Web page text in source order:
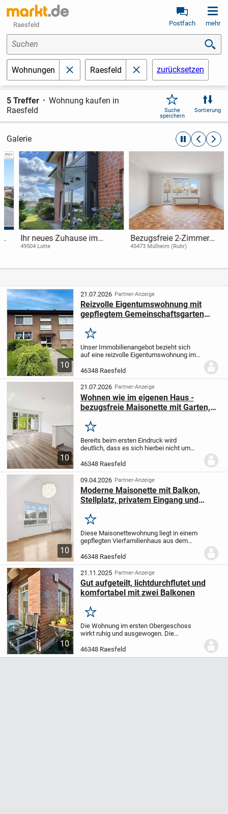
Raesfeld Postfach mehr
Suchen
Wohnungen schließenRaesfeld schließenzurücksetzen
5 Treffer
Wohnung kaufen in
Raesfeld
Suche
speichern
Sortierung
Galerie automatische
Ihr neues Zuhause im
Grünen-4 Exklusive
den Toren Osnabrücks
49504 Lotte
Bezugsfreie 2-Zimmer
Wohnung mit Balkon und
der Ruhr
45473 Mülheim (Ruhr)
10
21.07.2026 Partner-Anzeige
Reizvolle Eigentumswohnung mit
gepflegtem Gemeinschaftsgarten
Merken
Unser Immobilienangebot bezieht sich
auf eine reizvolle Eigentumswohnung im
Mehrfamilienhauses mit insgesamt
sechs Wohneinheiten. Die Wohnung
präsentiert sich als charmante...
46348 Raesfeld
10
21.07.2026 Partner-Anzeige
Wohnen wie im eigenen Haus -
bezugsfreie Maisonette mit Garten,
Merken
Bereits beim ersten Eindruck wird
deutlich, dass es sich hierbei nicht um
handelt. Der separate Hauseingang, die
eigene Terrasse, der private
Gartenbereich sowie die...
46348 Raesfeld
10
09.04.2026 Partner-Anzeige
Moderne Maisonette mit Balkon,
Stellplatz, privatem Eingang und
Merken
Diese Maisonettewohnung liegt in einem
gepflegten Vierfamilienhaus aus dem
zweiter Reihe steht und dadurch eine
ruhige Wohnsituation bietet. Der Zugang
erfolgt...
46348 Raesfeld
10
21.11.2025 Partner-Anzeige
Gut aufgeteilt, lichtdurchflutet und
komfortabel mit zwei Balkonen
Merken
Die Wohnung im ersten Obergeschoss
wirkt ruhig und ausgewogen. Die
Quadratmetern verteilt sich auf einen
Grundriss, der sich sofort stimmig
46348 Raesfeld